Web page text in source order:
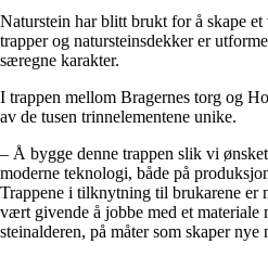
Naturstein har blitt brukt for å skape
trapper og natursteinsdekker er
særegne karakter.
I trappen mellom Bragernes torg og
av de tusen trinnelementene unike.
– Å bygge denne trappen slik vi
moderne teknologi, både på
Trappene i tilknytning til brukarene er
vært givende å jobbe med et materiale
steinalderen, på måter som skaper nye